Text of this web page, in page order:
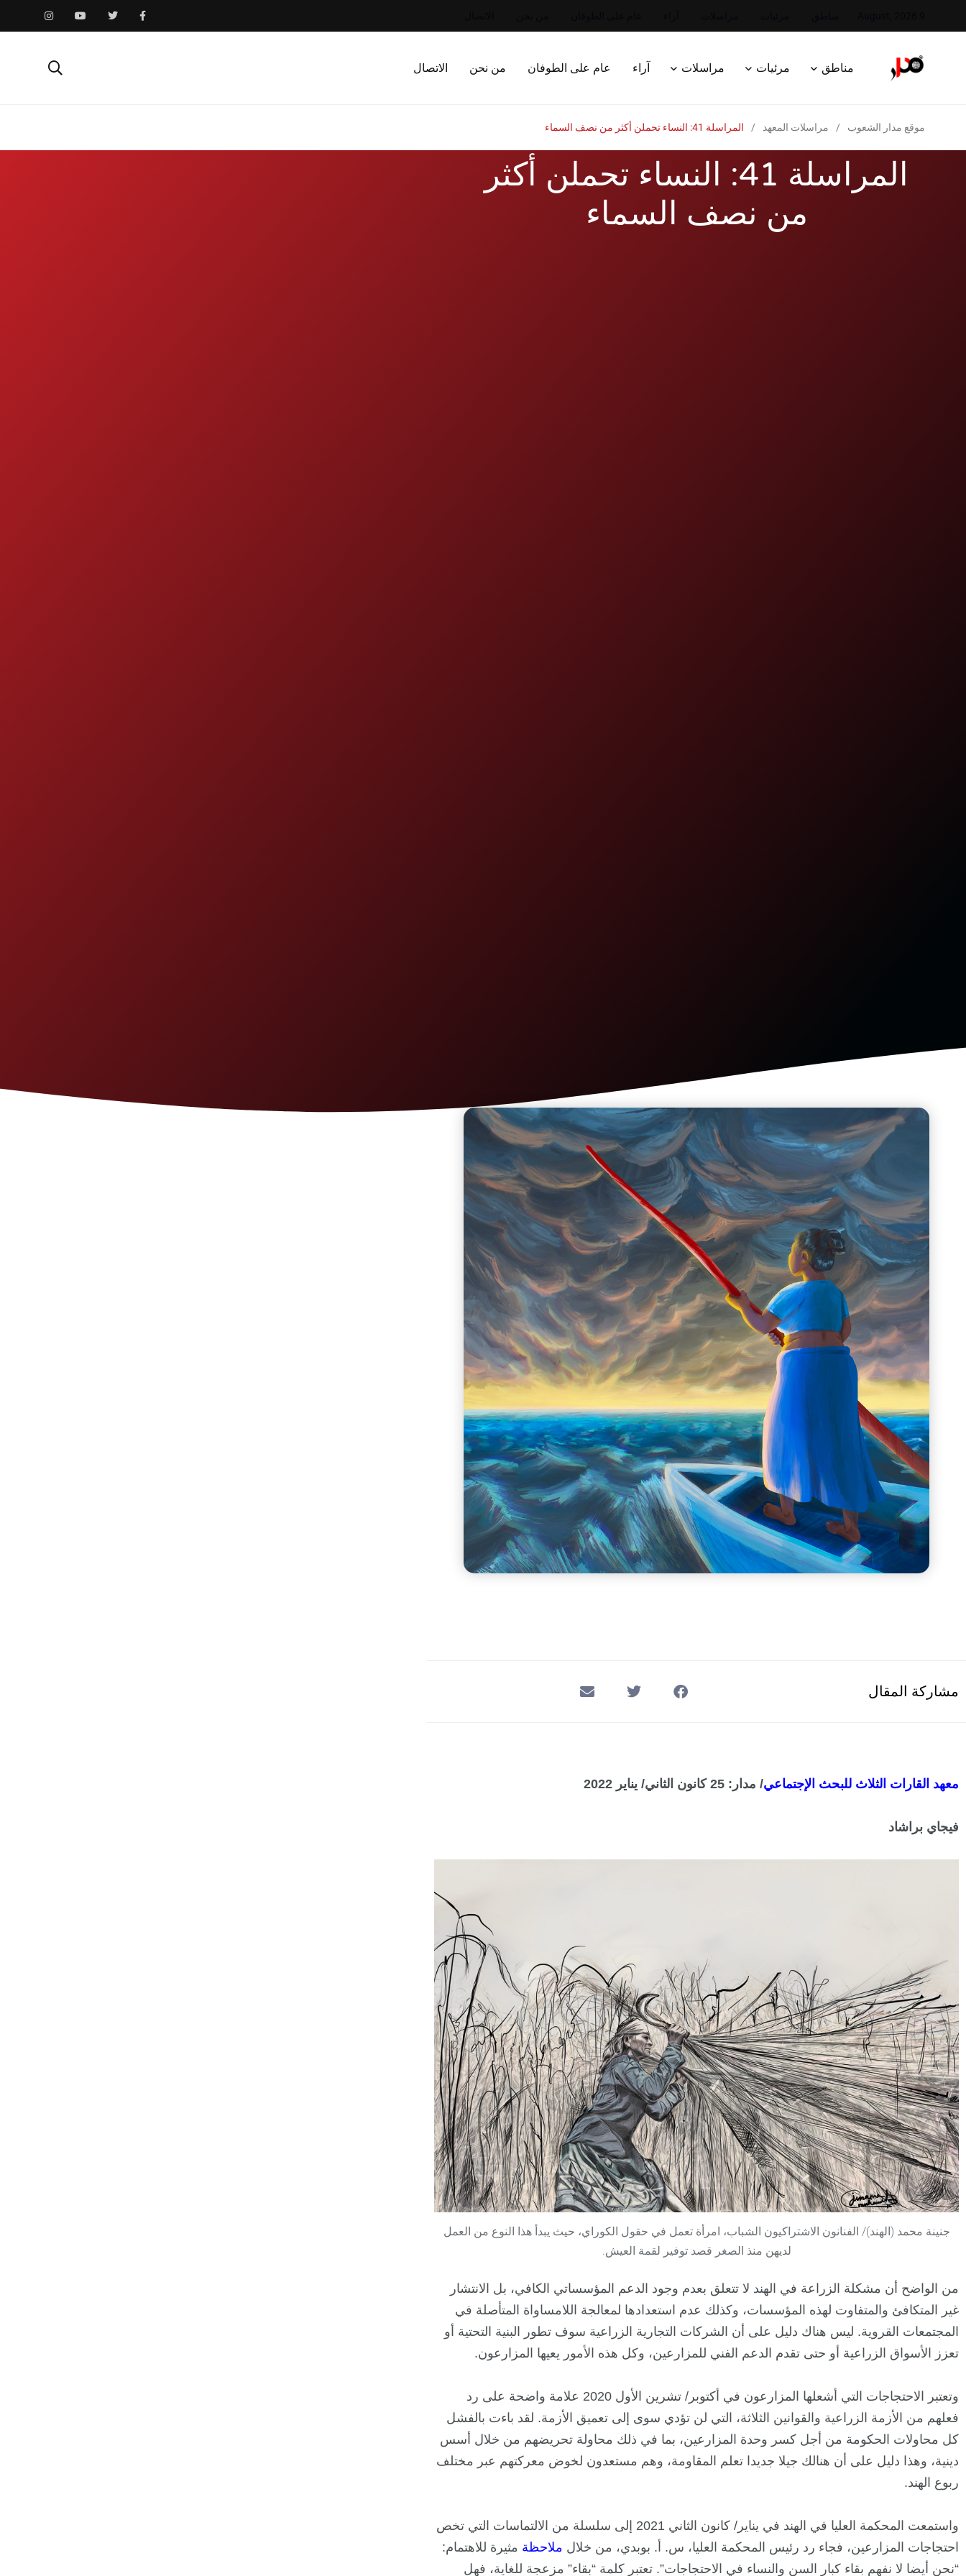
مناطق مرئيات مراسلات آراء عام على الطوفان من نحن الاتصال
موقع مدار الشعوب / مراسلات المعهد / المراسلة 41: النساء تحملن أكثر من نصف السماء
المراسلة 41: النساء تحملن أكثر
من نصف السماء
مشاركة المقال
معهد القارات الثلاث للبحث الإجتماعي/ مدار: 25 كانون الثاني/ يناير 2022
فيجاي براشاد
جنينة محمد (الهند)/ الفنانون الاشتراكيون الشباب، امرأة تعمل في حقول الكوراي، حيث يبدأ هذا النوع من العمل
لديهن منذ الصغر قصد توفير لقمة العيش.
من الواضح أن مشكلة الزراعة في الهند لا تتعلق بعدم وجود الدعم المؤسساتي الكافي، بل الانتشار
غير المتكافئ والمتفاوت لهذه المؤسسات، وكذلك عدم استعدادها لمعالجة اللامساواة المتأصلة في
المجتمعات القروية. ليس هناك دليل على أن الشركات التجارية الزراعية سوف تطور البنية التحتية أو
تعزز الأسواق الزراعية أو حتى تقدم الدعم الفني للمزارعين، وكل هذه الأمور يعيها المزارعون.
وتعتبر الاحتجاجات التي أشعلها المزارعون في أكتوبر/ تشرين الأول 2020 علامة واضحة على رد
فعلهم من الأزمة الزراعية والقوانين الثلاثة، التي لن تؤدي سوى إلى تعميق الأزمة. لقد باءت بالفشل
كل محاولات الحكومة من أجل كسر وحدة المزارعين، بما في ذلك محاولة تحريضهم من خلال أسس
دينية، وهذا دليل على أن هنالك جيلا جديدا تعلم المقاومة، وهم مستعدون لخوض معركتهم عبر مختلف
ربوع الهند.
واستمعت المحكمة العليا في الهند في يناير/ كانون الثاني 2021 إلى سلسلة من الالتماسات التي تخص
احتجاجات المزارعين، فجاء رد رئيس المحكمة العليا، س. أ. بوبدي، من خلال ملاحظة مثيرة للاهتمام:
“نحن أيضا لا نفهم بقاء كبار السن والنساء في الاحتجاجات”. تعتبر كلمة “بقاء” مزعجة للغاية، فهل